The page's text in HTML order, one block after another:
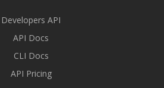
Developers API
API Docs
CLI Docs
API Pricing